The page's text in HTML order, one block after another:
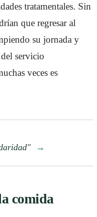
tratamentales. Sin
que regresar al
su jornada y
servicio
veces es
→
comida